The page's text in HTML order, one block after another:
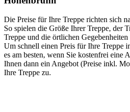
Die Preise für Ihre Treppe richten sich
So spielen die Größe Ihrer Treppe, der
Treppe und die örtlichen
Um schnell einen Preis für Ihre Treppe
es am besten, wenn Sie kostenfrei eine
Ihnen dann ein Angebot (Preise inkl.
Ihre Treppe zu.